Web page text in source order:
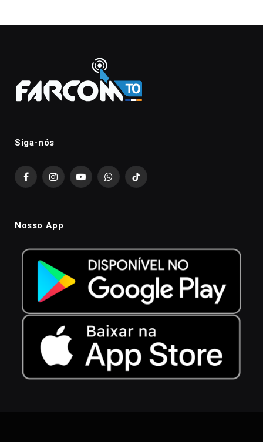
Siga-nós
FacebookInstagramYouTubeWhatsAppTikTok
Nosso App